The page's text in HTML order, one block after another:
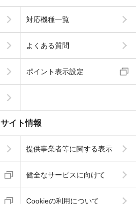
対応機種一覧
よくある質問
ポイント表示設定
サイト情報
提供事業者等に関する表示
健全なサービスに向けて
Cookieの利用について